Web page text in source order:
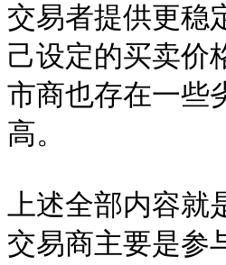
交易者提供更稳
己设定的买卖价
市商也存在一些
高。
上述全部内容
交易商主要是参